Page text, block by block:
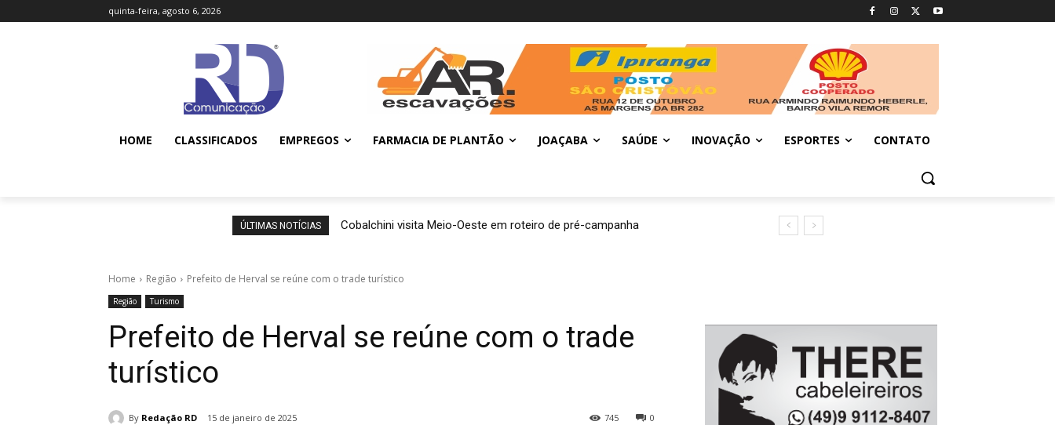
quinta-feira, agosto 6, 2026
HOME CLASSIFICADOS EMPREGOS FARMACIA DE PLANTÃO JOAÇABA SAÚDE INOVAÇÃO ESPORTES CONTATO
ÚLTIMAS NOTÍCIAS Cobalchini visita Meio-Oeste em roteiro de pré-campanha
Home Região Prefeito de Herval se reúne com o trade turístico
Região Turismo
Prefeito de Herval se reúne com o trade
turístico
By Redação RD 15 de janeiro de 2025 0
745